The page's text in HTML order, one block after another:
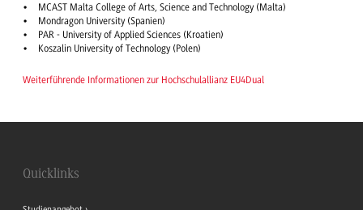
MCAST Malta College of Arts, Science and Technology (Malta)
Mondragon University (Spanien)
PAR - University of Applied Sciences (Kroatien)
Koszalin University of Technology (Polen)
Weiterführende Informationen zur Hochschulallianz EU4Dual
Quicklinks